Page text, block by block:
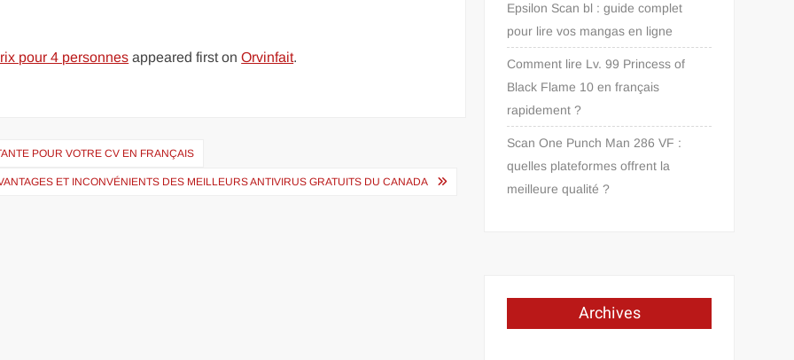
pour 4 personnes appeared first onOrvinfait.
POUR VOTRE CV EN FRANÇAIS
ET INCONVÉNIENTS DES MEILLEURS ANTIVIRUS GRATUITS DU CANADA
Epsilon Scan bl : guide complet
pour lire vos mangas en ligne
Comment lire Lv. 99 Princess of
Black Flame 10 en français
rapidement ?
Scan One Punch Man 286 VF :
quelles plateformes offrent la
meilleure qualité ?
Archives